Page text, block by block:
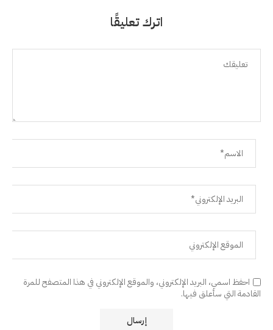
اترك تعليقًا
احفظ اسمي، البريد الإلكتروني، والموقع الإلكتروني في هذا المتصفح للمرة
القادمة التي سأعلق فيها.